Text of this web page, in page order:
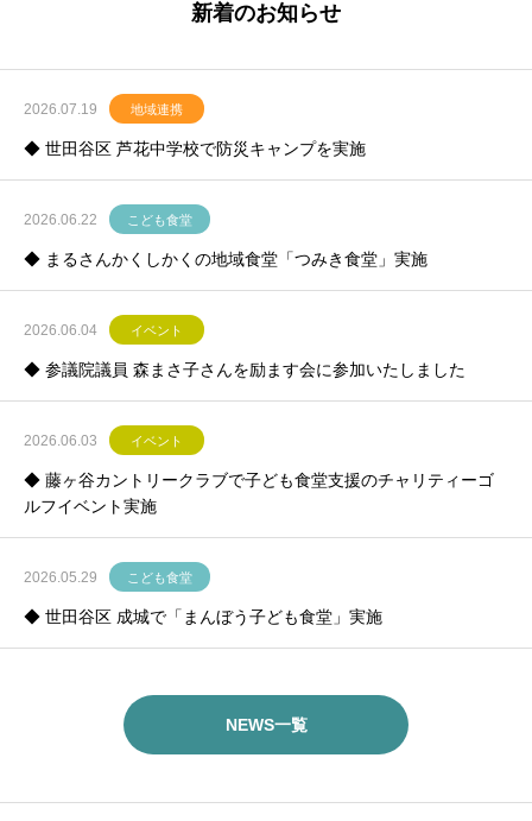
新着のお知らせ
2026.07.19 地域連携
◆ 世田谷区 芦花中学校で防災キャンプを実施
2026.06.22 こども食堂
◆ まるさんかくしかくの地域食堂「つみき食堂」実施
2026.06.04 イベント
◆ 参議院議員 森まさ子さんを励ます会に参加いたしました
2026.06.03 イベント
◆ 藤ヶ谷カントリークラブで子ども食堂支援のチャリティーゴ
ルフイベント実施
2026.05.29 こども食堂
◆ 世田谷区 成城で「まんぼう子ども食堂」実施
NEWS一覧